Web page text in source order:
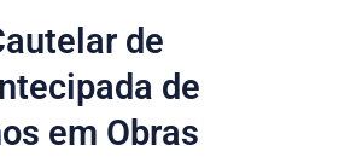
de
de
em Obras